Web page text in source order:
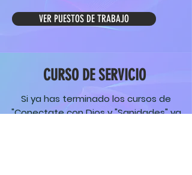
VER PUESTOS DE TRABAJO
CURSO DE SERVICIO
Si ya has terminado los cursos de
"Conectate con Dios y "Sanidades" ya